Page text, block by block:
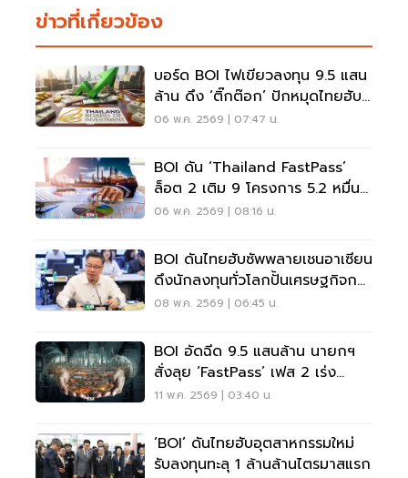
ข่าวที่เกี่ยวข้อง
บอร์ด BOI ไฟเขียวลงทุน 9.5 แสน
ล้าน ดึง ‘ติ๊กต๊อก’ ปักหมุดไทยฮับ
ดิจิทัล
06 พ.ค. 2569 | 07:47 น.
BOI ดัน ‘Thailand FastPass’
ล็อต 2 เติม 9 โครงการ 5.2 หมื่น
ล้าน เร่งลงทุน
06 พ.ค. 2569 | 08:16 น.
BOI ดันไทยฮับซัพพลายเชนอาเซียน
ดึงนักลงทุนทั่วโลกปั้นเศรษฐกิจกว่า
2 หมื่นล้าน
08 พ.ค. 2569 | 06:45 น.
BOI อัดฉีด 9.5 แสนล้าน นายกฯ
สั่งลุย ‘FastPass’ เฟส 2 เร่ง
เครื่องลงทุนอุตสาหกรรมอนาคต
11 พ.ค. 2569 | 03:40 น.
‘BOI’ ดันไทยฮับอุตสาหกรรมใหม่
รับลงทุนทะลุ 1 ล้านล้านไตรมาสแรก